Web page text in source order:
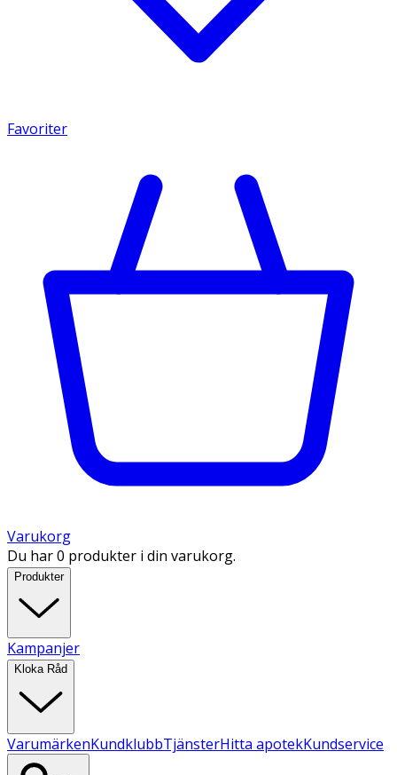
Favoriter
Varukorg
Du har 0 produkter i din varukorg.
Produkter
Kampanjer
Kloka Råd
VarumärkenKundklubbTjänsterHitta apotekKundservice